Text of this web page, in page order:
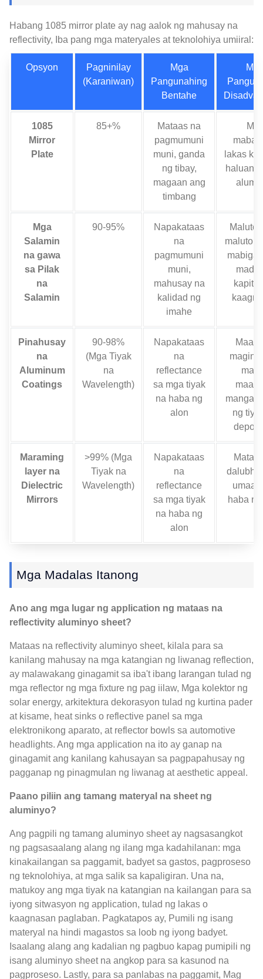
Habang 1085 mirror plate ay nag aalok ng mahusay na
reflectivity, Iba pang mga materyales at teknolohiya umiiral:
Opsyon
Pagninilay
(Karaniwan)
Mga
Pangunahing
Bentahe
1085
Mirror
Plate
85+%
Mataas na
pagmumuni
muni, ganda
ng tibay,
magaan ang
timbang
lakas
haluang
Mga
Salamin
na gawa
sa Pilak
na
Salamin
90-95%
Napakataas
na
pagmumuni
muni,
mahusay na
kalidad ng
imahe
Pinahusay
na
Aluminum
Coatings
90-98%
(Mga Tiyak
na
Wavelength)
Napakataas
na
reflectance
sa mga tiyak
na haba ng
alon
maging
ng
Maraming
layer na
Dielectric
Mirrors
>99% (Mga
Tiyak na
Wavelength)
Napakataas
na
reflectance
sa mga tiyak
na haba ng
alon
haba
Mga Madalas Itanong
Ano ang mga lugar ng application ng mataas na
reflectivity aluminyo sheet?
Mataas na reflectivity aluminyo sheet, kilala para sa
kanilang mahusay na mga katangian ng liwanag reflection,
ay malawakang ginagamit sa iba't ibang larangan tulad ng
mga reflector ng mga fixture ng pag iilaw, Mga kolektor ng
solar energy, arkitektura dekorasyon tulad ng kurtina pader
at kisame, heat sinks o reflective panel sa mga
elektronikong aparato, at reflector bowls sa automotive
headlights. Ang mga application na ito ay ganap na
ginagamit ang kanilang kahusayan sa pagpapahusay ng
pagganap ng pinagmulan ng liwanag at aesthetic appeal.
Paano piliin ang tamang materyal na sheet ng
aluminyo?
Ang pagpili ng tamang aluminyo sheet ay nagsasangkot
ng pagsasaalang alang ng ilang mga kadahilanan: mga
kinakailangan sa paggamit, badyet sa gastos, pagproseso
ng teknolohiya, at mga salik sa kapaligiran. Una na,
matukoy ang mga tiyak na katangian na kailangan para sa
iyong sitwasyon ng application, tulad ng lakas o
kaagnasan paglaban. Pagkatapos ay, Pumili ng isang
materyal na hindi magastos sa loob ng iyong badyet.
Isaalang alang ang kadalian ng pagbuo kapag pumipili ng
isang aluminyo sheet na angkop para sa kasunod na
pagproseso. Lastly, para sa panlabas na paggamit, Mag